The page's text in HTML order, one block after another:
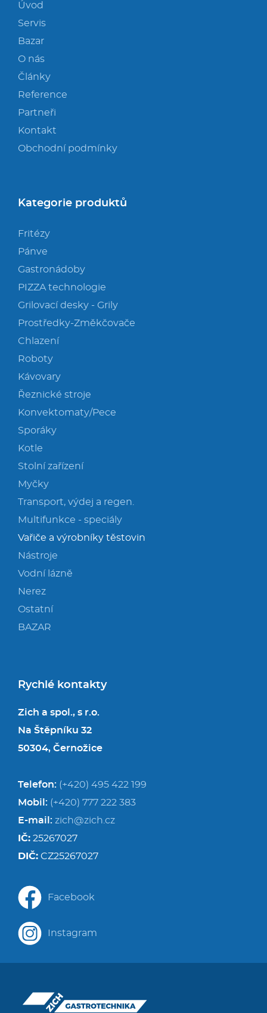
Úvod
Servis
Bazar
O nás
Články
Reference
Partneři
Kontakt
Obchodní podmínky
Kategorie produktů
Fritézy
Pánve
Gastronádoby
PIZZA technologie
Grilovací desky - Grily
Prostředky-Změkčovače
Chlazení
Roboty
Kávovary
Řeznické stroje
Konvektomaty/Pece
Sporáky
Kotle
Stolní zařízení
Myčky
Transport, výdej a regen.
Multifunkce - speciály
Vařiče a výrobníky těstovin
Nástroje
Vodní lázně
Nerez
Ostatní
BAZAR
Rychlé kontakty
Zich a spol., s r.o.
Na Štěpníku 32
50304, Černožice
Telefon: (+420) 495 422 199
Mobil: (+420) 777 222 383
E-mail: zich@zich.cz
IČ: 25267027
DIČ: CZ25267027
Facebook
Instagram